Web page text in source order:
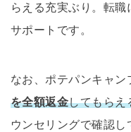
らえる充実ぶり。転
サポートです。
なお、ポテパンキャン
を全額返金してもらえ
ウンセリングで確認し